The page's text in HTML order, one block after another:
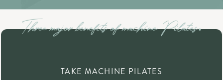
TAKE MACHINE PILATES